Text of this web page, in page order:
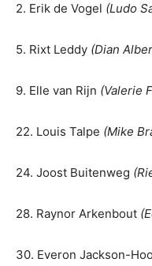
2. Erik de Vogel (Ludo
5. Rixt Leddy (Dian
9. Elle van Rijn (Valerie
22. Louis Talpe (Mike
24. Joost Buitenweg
28. Raynor Arkenbout
30. Everon Jackson-